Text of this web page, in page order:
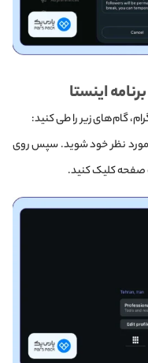
اینستا
گام‌های زیر را طی کنید:
مورد نظر خود شوید. سپس روی
صفحه کلیک کنید.